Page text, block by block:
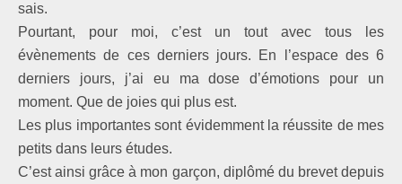
sais.
Pourtant, pour moi, c’est un tout avec tous les
évènements de ces derniers jours. En l’espace des 6
derniers jours, j’ai eu ma dose d’émotions pour un
moment. Que de joies qui plus est.
Les plus importantes sont évidemment la réussite de mes
petits dans leurs études.
C’est ainsi grâce à mon garçon, diplômé du brevet depuis